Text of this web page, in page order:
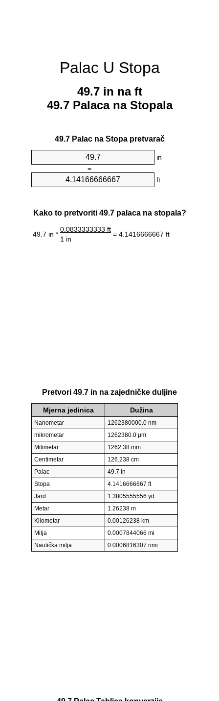
Palac U Stopa
49.7 in na ft
49.7 Palaca na Stopala
49.7 Palac na Stopa pretvarač
in
=
ft
Kako to pretvoriti 49.7 palaca na stopala?
49.7 in *
0.0833333333 ft
= 4.1416666667 ft
1 in
Pretvori 49.7 in na zajedničke duljine
Mjerna jedinica Dužina
Nanometar
1262380000.0 nm
mikrometar
1262380.0 µm
Milimetar
1262.38 mm
Centimetar
126.238 cm
Palac
49.7 in
Stopa
4.1416666667 ft
Jard
1.3805555556 yd
Metar
1.26238 m
Kilometar
0.00126238 km
Milja
0.0007844066 mi
Nautička milja
0.0006816307 nmi